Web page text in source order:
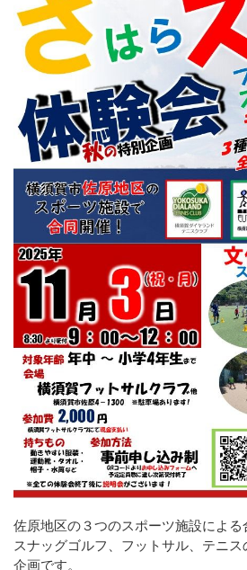
佐原地区の３つのスポーツ施設によ
スナッグゴルフ、フットサル、テニ
企画です。